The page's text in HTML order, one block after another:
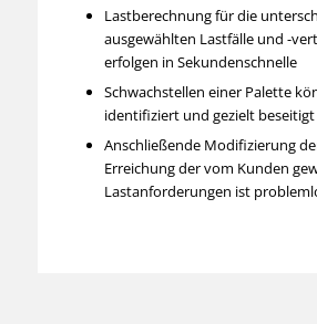
Lastberechnung für die
ausgewählten Lastfälle und -
erfolgen in Sekundenschnelle
Schwachstellen einer Palette
identifiziert und gezielt
Anschließende Modifizierung
Erreichung der vom Kunden
Lastanforderungen ist